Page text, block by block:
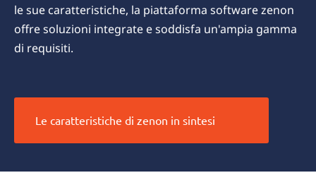
le sue caratteristiche, la piattaforma software zenon
offre soluzioni integrate e soddisfa un'ampia gamma
di requisiti.
Le caratteristiche di zenon in sintesi